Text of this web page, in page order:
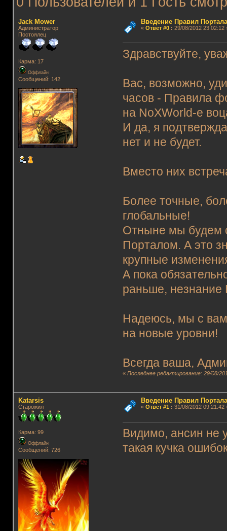
Jack Mower
Администратор
Постоялец
Карма: 17
Оффлайн
Сообщений: 142
Введение Правил
« Ответ #0: 29/08/2012 23:02:12
Здравствуйте,
Вас, возможно,
часов - Правила
на NoXWorld-е
И да, я
нет и не будет.
Вместо них
Более точные,
глобальные!
Отныне мы будем
Порталом. А это
крупные
А пока
раньше, незнание
Надеюсь, мы с
на новые уровни!
Всегда ваша,
«Последнее редактирование: 29/08/
Katarsis
Старожил
Карма: 99
Оффлайн
Сообщений: 726
Введение Правил
« Ответ #1 : 31/08/2012 09:21:42
Видимо, ансин не
такая кучка